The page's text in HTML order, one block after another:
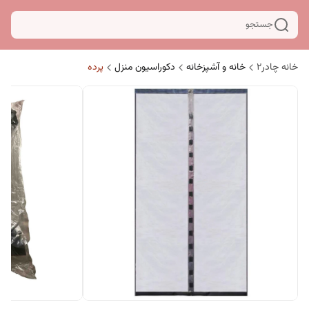
جستجو
خانه چادر۲ خانه و آشپزخانه دکوراسیون منزل پرده